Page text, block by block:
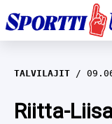
EM-
JÄÄKIEKKO
TALVILAJIT
Riitta-